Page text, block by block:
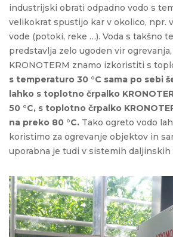
industrijski obrati odpadno vodo s
velikokrat spustijo kar v okolico, npr.
vode (potoki, reke …). Voda s takšno
predstavlja zelo ugoden vir
KRONOTERM znamo izkoristiti s
s temperaturo 30 °C sama po sebi
lahko s toplotno črpalko
50 °C, s toplotno črpalko
na preko 80 °C. Tako ogreto vodo
koristimo za ogrevanje objektov in
uporabna je tudi v sistemih daljinskih